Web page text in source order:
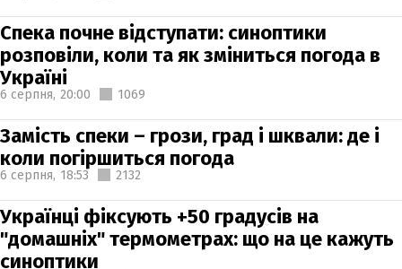
Спека почне відступати: синоптики
розповіли, коли та як зміниться погода в
Україні
6 серпня, 20:00 1069
Замість спеки – грози, град і шквали: де і
коли погіршиться погода
6 серпня, 18:53 2132
Українці фіксують +50 градусів на
"домашніх" термометрах: що на це кажуть
синоптики